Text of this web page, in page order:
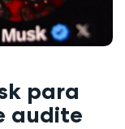
para
audite